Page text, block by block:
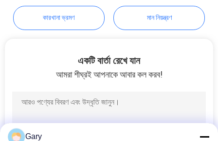
কারখানা ভ্রমণ মান নিয়ন্ত্রণ
একটি বার্তা রেখে যান
আমরা শীঘ্রই আপনাকে আবার কল করব!
Gary